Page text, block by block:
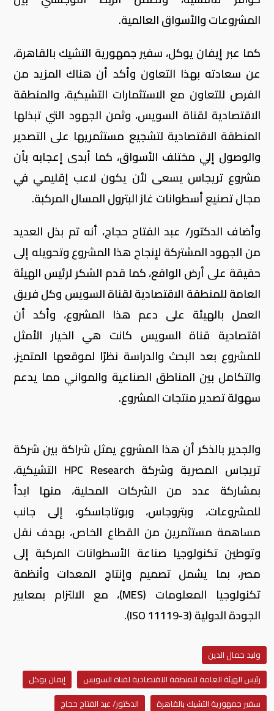
المشروعات والأسواق العالمية.
كما عبر إيفان يوكل، سفير جمهورية التشيك بالقاهرة،
عن سعادته بهذا التعاون وأكد أن هناك المزيد من
الفرص للتعاون مع الاستثمارات التشيكية، والمنطقة
الاقتصادية لقناة السويس، وثمن الجهود التي تبذلها
المنطقة الاقتصادية لتشجيع مستثمريها على التصدير
والوصول إلي مختلف الأسواق، كما أبدى إعجابه بأن
مشروع تريجاس يسعى لأن يكون لاعب إقليمي في
مجال تصنيع أسطوانات غاز البترول المسال المركبة.
وأضاف الدكتور/ عبد الفتاح حجاج، أنه تم بذل العديد
من الجهود المشتركة لإنجاح هذا المشروع وتحويله إلى
حقيقة على أرض الواقع، كما قدم الشكر لرئيس الهيئة
العامة للمنطقة الاقتصادية لقناة السويس وكل فريق
العمل بالهيئة على دعم هذا المشروع، وأكد أن
اقتصادية قناة السويس كانت هي الخيار الأمثل
للمشروع بعد البحث والدراسة نظرًا لموقعها المتميز،
والتكامل بين المناطق الصناعية والمواني مما يدعم
سهولة تصدير منتجات المشروع.
والجدير بالذكر أن هذا المشروع يمثل شراكة بين شركة
تريجاس المصرية وشركة HPC Research التشيكية،
بمشاركة عدد من الشركات المحلية، منها ابدأ
للمشروعات، وبتروجاس، وبوتاجاسكو، إلى جانب
مساهمة مستثمرين من القطاع الخاص، بهدف نقل
وتوطين تكنولوجيا صناعة الأسطوانات المركبة إلى
مصر، بما يشمل تصميم وإنتاج المعدات وأنظمة
تكنولوجيا المعلومات (MES)، مع الالتزام بمعايير
الجودة الدولية (ISO 11119-3).
وليد جمال الدين
رئيس الهيئة العامة للمنطقة الاقتصادية لقناة السويس
إيفان يوكل
سفير جمهورية التشيك بالقاهرة
الدكتور/ عبد الفتاح حجاج